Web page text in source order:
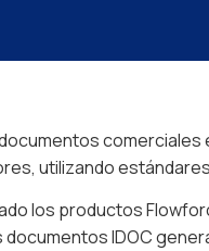
comerciales
utilizando estándares
los productos
IDOC